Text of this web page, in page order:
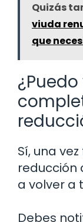
Quizás
viuda
que
Sí, una
reducción
a volver a
Debes